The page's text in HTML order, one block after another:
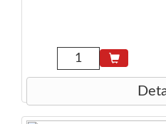
Aroma, Speisesalz,
Natriumhydrogencarbonat